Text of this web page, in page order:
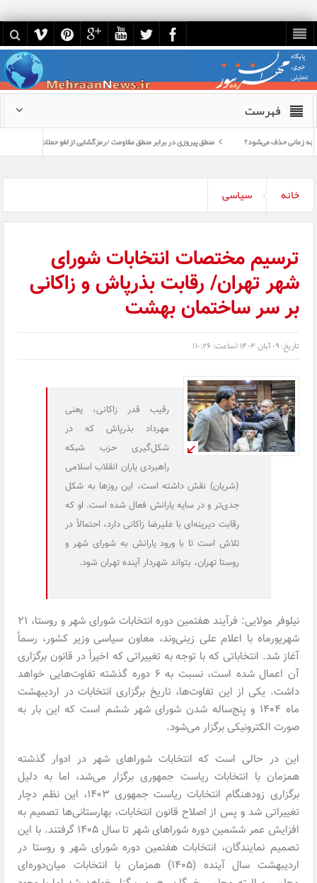
فهرست
می‌شود؟ منطق پیروزی در برابر منطق مقاومت /رمزگشایی از لغو حملات آمریکا و ادعای توافق
خانه سیاسی
ترسیم مختصات انتخابات شورای
شهر تهران/ رقابت بذرپاش و زاکانی
بر سر ساختمان بهشت
تاریخ:۰۹ آبان ۱۴۰۴ (ساعت: ۱۰:۲۶)
رقیب قدر زاکانی، یعنی
مهرداد بذرپاش که در
شکل‌گیری حزب شبکه
راهبردی یاران انقلاب اسلامی
(شریان) نقش داشته است، این روزها به شکل
جدی‌تر و در سایه یارانش فعال شده است. او که
رقابت دیرینه‌ای با علیرضا زاکانی دارد، احتمالاً در
تلاش است تا با ورود یارانش به شورای شهر و
روستا تهران، بتواند شهردار آینده تهران شود.
نیلوفر مولایی: فرآیند هفتمین دوره انتخابات شورای شهر و روستا، ۲۱
شهریورماه با اعلام علی زینی‌وند، معاون سیاسی وزیر کشور، رسماً
آغاز شد. انتخاباتی که با توجه به تغییراتی که اخیراً در قانون برگزاری
آن اعمال شده است، نسبت به ۶ دوره گذشته تفاوت‌هایی خواهد
داشت. یکی از این تفاوت‌ها، تاریخ برگزاری انتخابات در اردیبهشت
ماه ۱۴۰۴ و پنج‌ساله شدن شورای شهر ششم است که این بار به
صورت الکترونیکی برگزار می‌شود.
این در حالی است که انتخابات شوراهای شهر در ادوار گذشته
همزمان با انتخابات ریاست جمهوری برگزار می‌شد، اما به دلیل
برگزاری زودهنگام انتخابات ریاست جمهوری ۱۴۰۳، این نظم دچار
تغییراتی شد و پس از اصلاح قانون انتخابات، بهارستانی‌ها تصمیم به
افزایش عمر ششمین دوره شوراهای شهر تا سال ۱۴۰۵ گرفتند. با این
تصمیم نمایندگان، انتخابات هفتمین دوره شورای شهر و روستا در
اردیبهشت سال آینده (۱۴۰۵) همزمان با انتخابات میان‌دوره‌ای